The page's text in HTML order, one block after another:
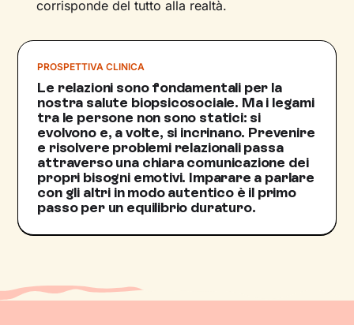
corrisponde del tutto alla realtà.
PROSPETTIVA CLINICA
Le relazioni sono fondamentali per la
nostra salute biopsicosociale. Ma i legami
tra le persone non sono statici: si
evolvono e, a volte, si incrinano. Prevenire
e risolvere problemi relazionali passa
attraverso una chiara comunicazione dei
propri bisogni emotivi. Imparare a parlare
con gli altri in modo autentico è il primo
passo per un equilibrio duraturo.